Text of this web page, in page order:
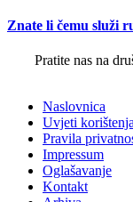
Znate li čemu služi
Pratite nas na
Naslovnica
Uvjeti korištenja
Pravila
Impressum
Oglašavanje
Kontakt